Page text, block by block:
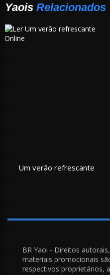
Yaois Relacionados
Da
BR Yaoi - Direitos
materiais promocionais
respectivos proprietários,